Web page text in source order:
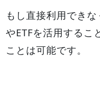
もし直接利用でき
やETFを活用するこ
ことは可能です。